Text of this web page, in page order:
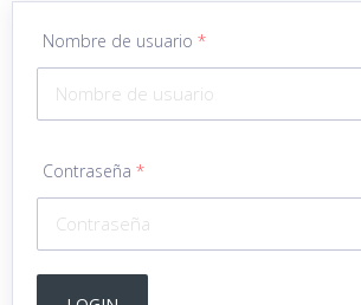
Nombre de usuario *
Contraseña *